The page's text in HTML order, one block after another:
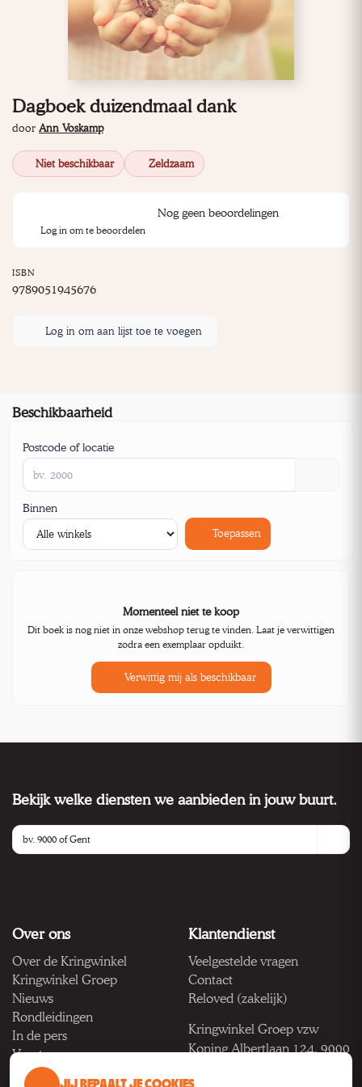
Dagboek duizendmaal dank
door Ann Voskamp
Niet beschikbaar Zeldzaam
Nog geen beoordelingen
Log in om te beoordelen
ISBN
9789051945676
Log in om aan lijst toe te voegen
Beschikbaarheid
Postcode of locatie
Binnen
Toepassen
Momenteel niet te koop
Dit boek is nog niet in onze webshop terug te vinden. Laat je verwittigen
zodra een exemplaar opduikt.
Verwittig mij als beschikbaar
Bekijk welke diensten we aanbieden in jouw buurt.
Over ons
Over de Kringwinkel
Kringwinkel Groep
Nieuws
Rondleidingen
In de pers
Vacatures
Klantendienst
Veelgestelde vragen
Contact
Reloved (zakelijk)
Kringwinkel Groep vzw
Koning Albertlaan 124, 9000